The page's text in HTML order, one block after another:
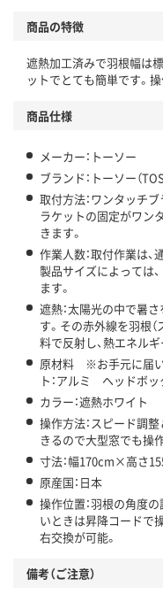
商品の特徴
遮熱加工済みで羽根幅は
ットでとても簡単です。
商品仕様
メーカー：トーソー
ブランド：トーソー（
取付方法：ワンタッチ
ラケットの固定がワン
きます。
作業人数：取付作業は
製品サイズによっては
ます。
遮熱：太陽光の中で暑
す。その赤外線を羽根
料で反射し、熱エネル
原材料 ※お手元に届い
ト：アルミ ヘッドボ
カラー：遮熱ホワイト
操作方法：スピード調
きるので大型窓でも操
寸法：幅170cm×高さ
原産国：日本
操作位置：羽根の角度
いときは昇降コードで
右交換が可能。
備考（ご注意）